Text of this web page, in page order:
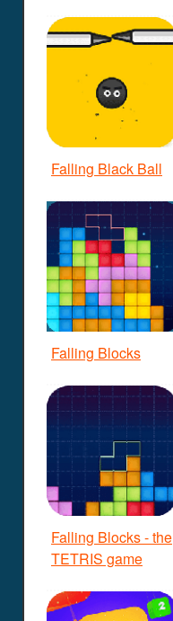
Falling Black Ball
Falling Blocks
Falling Blocks - the
TETRIS game